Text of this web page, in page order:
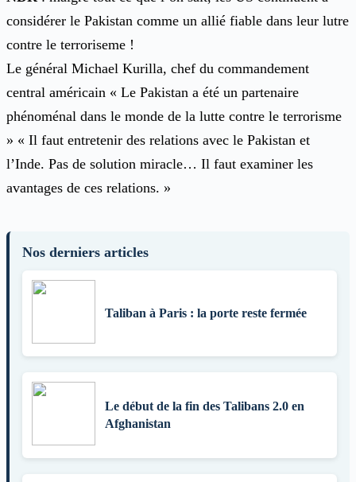
considérer le Pakistan comme un allié fiable dans leur lutre
contre le terroriseme !
Le général Michael Kurilla, chef du commandement
central américain « Le Pakistan a été un partenaire
phénoménal dans le monde de la lutte contre le terrorisme
» « Il faut entretenir des relations avec le Pakistan et
l’Inde. Pas de solution miracle… Il faut examiner les
avantages de ces relations. »
Nos derniers articles
Taliban à Paris : la porte reste fermée
Le début de la fin des Talibans 2.0 en
Afghanistan